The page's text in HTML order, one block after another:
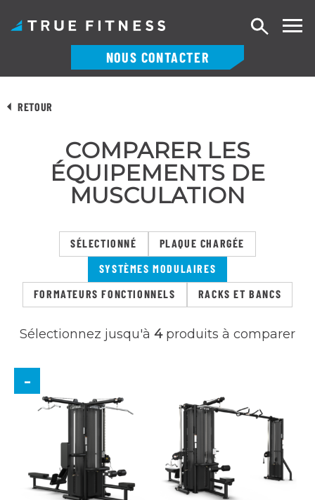
to
NOUS CONTACTER
RETOUR
COMPARER LES
ÉQUIPEMENTS DE
MUSCULATION
SÉLECTIONNÉ
PLAQUE CHARGÉE
SYSTÈMES MODULAIRES
FORMATEURS FONCTIONNELS
RACKS ET BANCS
Sélectionnez jusqu'à 4produits à comparer